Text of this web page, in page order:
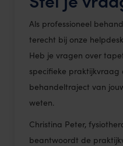
Als professioneel
terecht bij onze
Heb je vragen over
specifieke
behandeltraject van
weten.
Christina Peter,
beantwoordt de